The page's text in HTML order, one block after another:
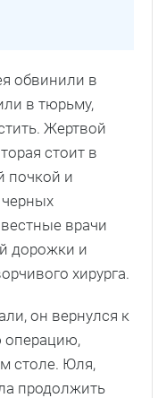
обвинили в
в тюрьму,
Жертвой
стоит в
почкой и
врачи
дорожки и
хирурга.
он вернулся к
операцию,
столе. Юля,
продолжить